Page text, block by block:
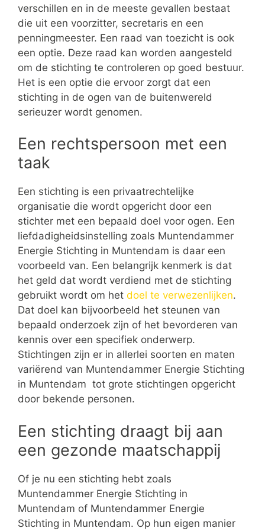
verschillen en in de meeste gevallen bestaat
die uit een voorzitter, secretaris en een
penningmeester. Een raad van toezicht is ook
een optie. Deze raad kan worden aangesteld
om de stichting te controleren op goed bestuur.
Het is een optie die ervoor zorgt dat een
stichting in de ogen van de buitenwereld
serieuzer wordt genomen.
Een rechtspersoon met een
taak
Een stichting is een privaatrechtelijke
organisatie die wordt opgericht door een
stichter met een bepaald doel voor ogen. Een
liefdadigheidsinstelling zoals Muntendammer
Energie Stichting in Muntendam is daar een
voorbeeld van. Een belangrijk kenmerk is dat
het geld dat wordt verdiend met de stichting
gebruikt wordt om het doel te verwezenlijken.
Dat doel kan bijvoorbeeld het steunen van
bepaald onderzoek zijn of het bevorderen van
kennis over een specifiek onderwerp.
Stichtingen zijn er in allerlei soorten en maten
variërend van Muntendammer Energie Stichting
in Muntendam tot grote stichtingen opgericht
door bekende personen.
Een stichting draagt bij aan
een gezonde maatschappij
Of je nu een stichting hebt zoals
Muntendammer Energie Stichting in
Muntendam of Muntendammer Energie
Stichting in Muntendam. Op hun eigen manier